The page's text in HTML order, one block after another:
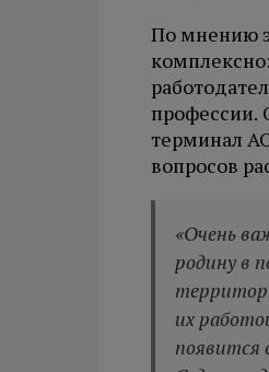
По мнению
профессии.
терминал
вопросов
«Очень
родину в
их
появится